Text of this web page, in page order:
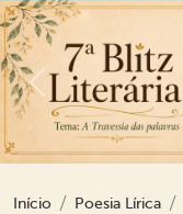
Previous
Início Poesia Lírica